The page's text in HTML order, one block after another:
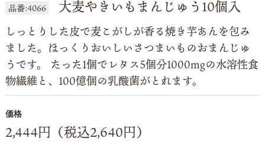
品番:4066 大麦やきいもまんじゅう10個入
しっとりした皮で麦こがしが香る焼き芋あんを包み
ました。ほっくりおいしいさつまいものおまんじゅ
うです。 たった1個でレタス5個分1000mgの水溶性食
物繊維と、100億個の乳酸菌がとれます。
価格
2,444円（税込2,640円）